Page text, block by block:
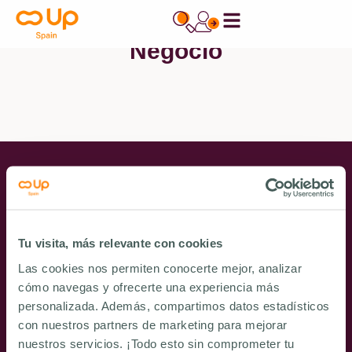
Tu visita, más relevante con cookies
Las cookies nos permiten conocerte mejor, analizar
cómo navegas y ofrecerte una experiencia más
personalizada. Además, compartimos datos estadísticos
con nuestros partners de marketing para mejorar
nuestros servicios. ¡Todo esto sin comprometer tu
contenido
Negocio
POLÍTICA DE PRIVACIDAD
CANAL ÉTICO
Una implantación internacional
¿Ya eres cliente?
Contacta con nuestro equipo